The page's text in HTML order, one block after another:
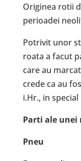
Originea rotii
perioadei
Potrivit unor
roata a facut
care au
crede ca au
i.Hr., in
Parti ale unei
Pneu